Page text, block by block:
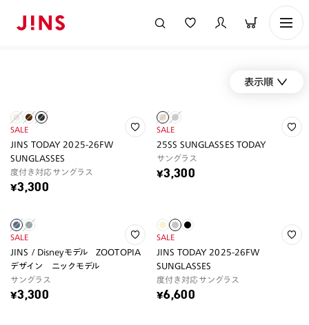
表示順
SALE
JINS TODAY 2025-26FW
SUNGLASSES
度付き対応サングラス
¥3,300
SALE
25SS SUNGLASSES TODAY
サングラス
¥3,300
SALE
JINS / Disneyモデル ZOOTOPIA
デザイン ニックモデル
サングラス
¥3,300
SALE
JINS TODAY 2025-26FW
SUNGLASSES
度付き対応サングラス
¥6,600